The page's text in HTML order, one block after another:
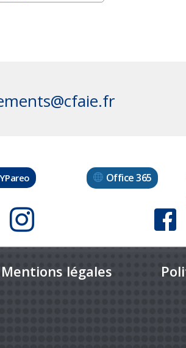
Office 365
Mentions légales